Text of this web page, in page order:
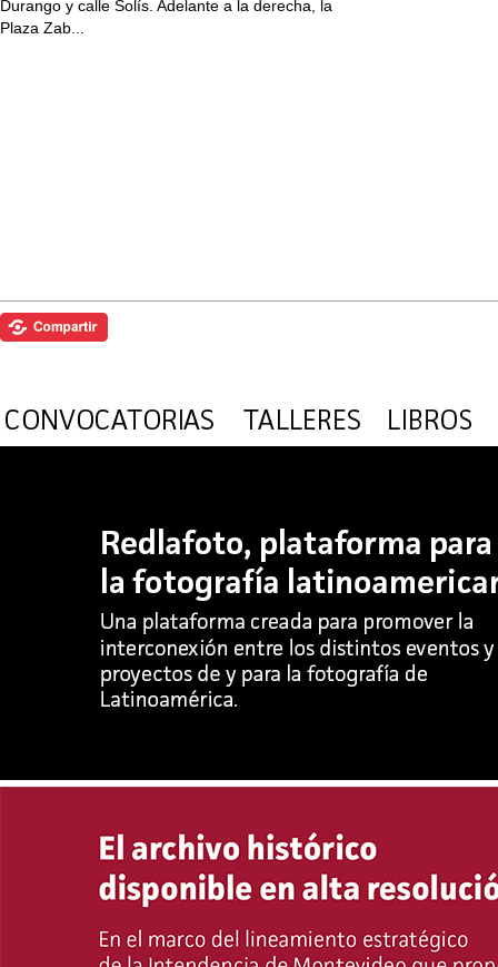
Durango y calle Solís. Adelante a la derecha, la
Plaza Zab...